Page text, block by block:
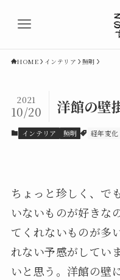
HOME インテリア 照明
洋館の壁
2021
10/20
インテリア 照明 経年変化
ちょっと珍しく、で
いないものが好きな
てくれないものが多
れない予感がしてい
いと思う。洋館の壁